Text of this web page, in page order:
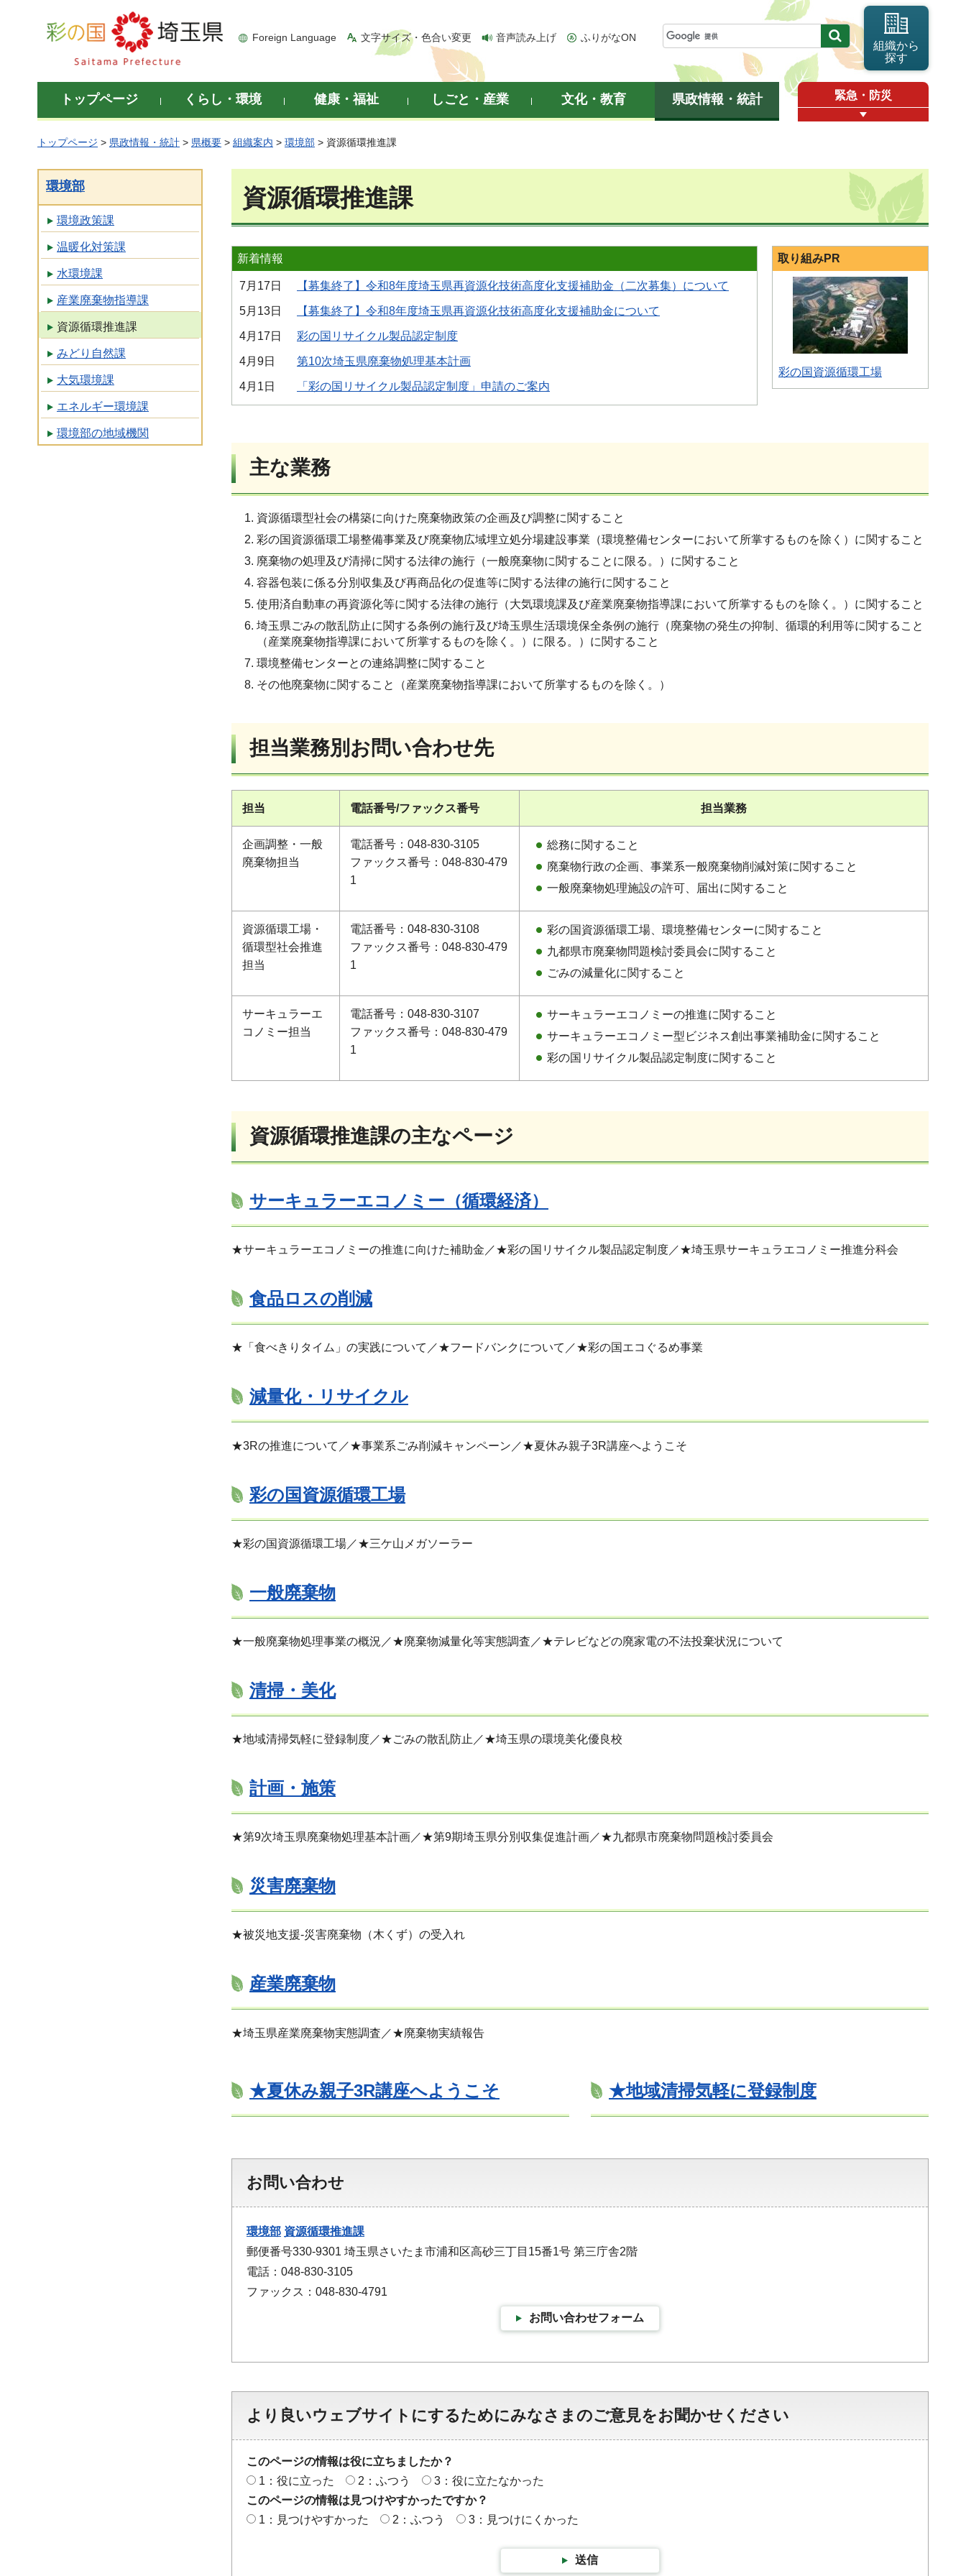
彩の国 埼玉県
Foreign Language 文字サイズ・色合い変更 音声読み上げ ふりがなON
組織から
探す
トップページ くらし・環境 健康・福祉 しごと・産業 文化・教育 県政情報・統計 緊急・防災
トップページ > 県政情報・統計 > 県概要 > 組織案内 > 環境部 > 資源循環推進課
環境部
環境政策課
温暖化対策課
水環境課
産業廃棄物指導課
資源循環推進課
みどり自然課
大気環境課
エネルギー環境課
環境部の地域機関
資源循環推進課
新着情報
7月17日 【募集終了】令和8年度埼玉県再資源化技術高度化支援補助金（二次募集）について
5月13日 【募集終了】令和8年度埼玉県再資源化技術高度化支援補助金について
4月17日 彩の国リサイクル製品認定制度
4月9日 第10次埼玉県廃棄物処理基本計画
4月1日 「彩の国リサイクル製品認定制度」申請のご案内
取り組みPR
彩の国資源循環工場
主な業務
資源循環型社会の構築に向けた廃棄物政策の企画及び調整に関すること
彩の国資源循環工場整備事業及び廃棄物広域埋立処分場建設事業（環境整備センターにおいて所掌するものを除く）に関すること
廃棄物の処理及び清掃に関する法律の施行（一般廃棄物に関することに限る。）に関すること
容器包装に係る分別収集及び再商品化の促進等に関する法律の施行に関すること
使用済自動車の再資源化等に関する法律の施行（大気環境課及び産業廃棄物指導課において所掌するものを除く。）に関すること
埼玉県ごみの散乱防止に関する条例の施行及び埼玉県生活環境保全条例の施行（廃棄物の発生の抑制、循環的利用等に関すること
（産業廃棄物指導課において所掌するものを除く。）に限る。）に関すること
環境整備センターとの連絡調整に関すること
その他廃棄物に関すること（産業廃棄物指導課において所掌するものを除く。）
担当業務別お問い合わせ先
担当 電話番号/ファックス番号 担当業務
企画調整・一般
廃棄物担当
電話番号：048-830-3105
ファックス番号：048-830-479
1
総務に関すること
廃棄物行政の企画、事業系一般廃棄物削減対策に関すること
一般廃棄物処理施設の許可、届出に関すること
資源循環工場・
循環型社会推進
担当
電話番号：048-830-3108
ファックス番号：048-830-479
1
彩の国資源循環工場、環境整備センターに関すること
九都県市廃棄物問題検討委員会に関すること
ごみの減量化に関すること
サーキュラーエ
コノミー担当
電話番号：048-830-3107
ファックス番号：048-830-479
1
サーキュラーエコノミーの推進に関すること
サーキュラーエコノミー型ビジネス創出事業補助金に関すること
彩の国リサイクル製品認定制度に関すること
資源循環推進課の主なページ
サーキュラーエコノミー（循環経済）
★サーキュラーエコノミーの推進に向けた補助金／★彩の国リサイクル製品認定制度／★埼玉県サーキュラエコノミー推進分科会
食品ロスの削減
★「食べきりタイム」の実践について／★フードバンクについて／★彩の国エコぐるめ事業
減量化・リサイクル
★3Rの推進について／★事業系ごみ削減キャンペーン／★夏休み親子3R講座へようこそ
彩の国資源循環工場
★彩の国資源循環工場／★三ケ山メガソーラー
一般廃棄物
★一般廃棄物処理事業の概況／★廃棄物減量化等実態調査／★テレビなどの廃家電の不法投棄状況について
清掃・美化
★地域清掃気軽に登録制度／★ごみの散乱防止／★埼玉県の環境美化優良校
計画・施策
★第9次埼玉県廃棄物処理基本計画／★第9期埼玉県分別収集促進計画／★九都県市廃棄物問題検討委員会
災害廃棄物
★被災地支援-災害廃棄物（木くず）の受入れ
産業廃棄物
★埼玉県産業廃棄物実態調査／★廃棄物実績報告
★夏休み親子3R講座へようこそ ★地域清掃気軽に登録制度
お問い合わせ
環境部 資源循環推進課
郵便番号330-9301 埼玉県さいたま市浦和区高砂三丁目15番1号 第三庁舎2階
電話：048-830-3105
ファックス：048-830-4791
お問い合わせフォーム
より良いウェブサイトにするためにみなさまのご意見をお聞かせください
このページの情報は役に立ちましたか？
1：役に立った
2：ふつう
3：役に立たなかった
このページの情報は見つけやすかったですか？
1：見つけやすかった
2：ふつう 3：見つけにくかった
送信